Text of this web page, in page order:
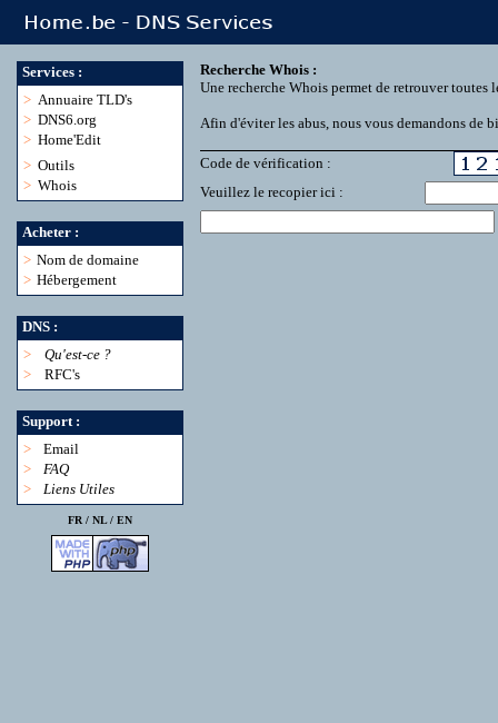
Services :
> Annuaire TLD's
> DNS6.org
> Home'Edit
> Outils
> Whois
Acheter :
> Nom de domaine
> Hébergement
DNS :
>
Qu'est-ce ?
>
RFC's
Support :
>
Email
>
FAQ
>
Liens Utiles
FR / NL/ EN
Recherche Whois :
Une recherche Whois permet de retrouver
Afin d'éviter les abus, nous vous demandons de
Code de vérification :
Veuillez le recopier ici :